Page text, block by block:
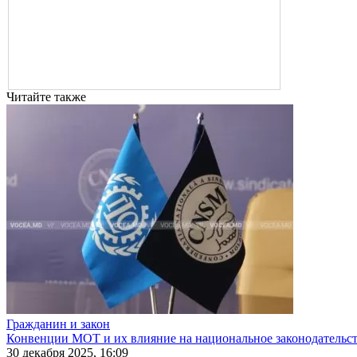
Читайте также
Гражданин и закон
Конвенции МОТ и их влияние на национальное
30 декабря 2025, 16:09